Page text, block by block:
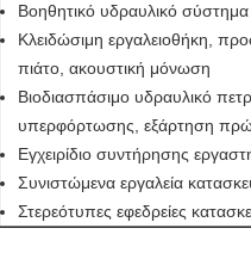
Βοηθητικό υδραυλικό
Κλειδώσιμη εργαλειοθήκη,
πιάτο, ακουστική μόνωση
Βιοδιασπάσιμο υδραυλικό
υπερφόρτωσης, εξάρτηση
Εγχειρίδιο συντήρησης
Συνιστώμενα εργαλεία
Στερεότυπες εφεδρείες